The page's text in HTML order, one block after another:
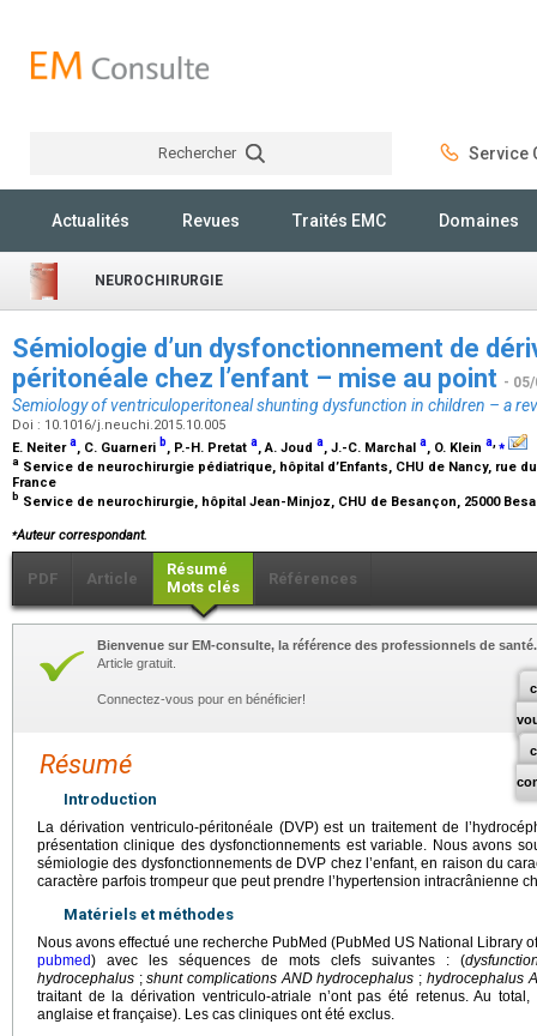
Rechercher Service
Actualités Revues Traités EMC Domaines
NEUROCHIRURGIE
Sémiologie d’un dysfonctionnement de
péritonéale chez l’enfant – mise au point -
Semiology of ventriculoperitoneal shunting dysfunction in children – a
Doi : 10.1016/j.neuchi.2015.10.005
E. Neitera, C. Guarneri b, P.-H. Pretat a, A. Joud a, J.-C. Marchal a, O. Klein a,⁎
a Service de neurochirurgie pédiatrique, hôpital d’Enfants, CHU de Nancy, rue
France
b Service de neurochirurgie, hôpital Jean-Minjoz, CHU de Besançon, 25000
⁎Auteur correspondant.
PDF Article
Résumé
Mots clés
Références
Bienvenue sur EM-consulte, la référence des professionnels de santé.
Article gratuit.
Connectez-vous pour en bénéficier!
Résumé
Introduction
La dérivation ventriculo-péritonéale (DVP) est un traitement de
présentation clinique des dysfonctionnements est variable. Nous avons
sémiologie des dysfonctionnements de DVP chez l’enfant, en raison du
caractère parfois trompeur que peut prendre l’hypertension intracrânienne
Matériels et méthodes
Nous avons effectué une recherche PubMed (PubMed US National Library
pubmed) avec les séquences de mots clefs suivantes : (
hydrocephalus ;shunt complications AND hydrocephalus ; hydrocephalus
traitant de la dérivation ventriculo-atriale n’ont pas été retenus. Au
anglaise et française). Les cas cliniques ont été exclus.